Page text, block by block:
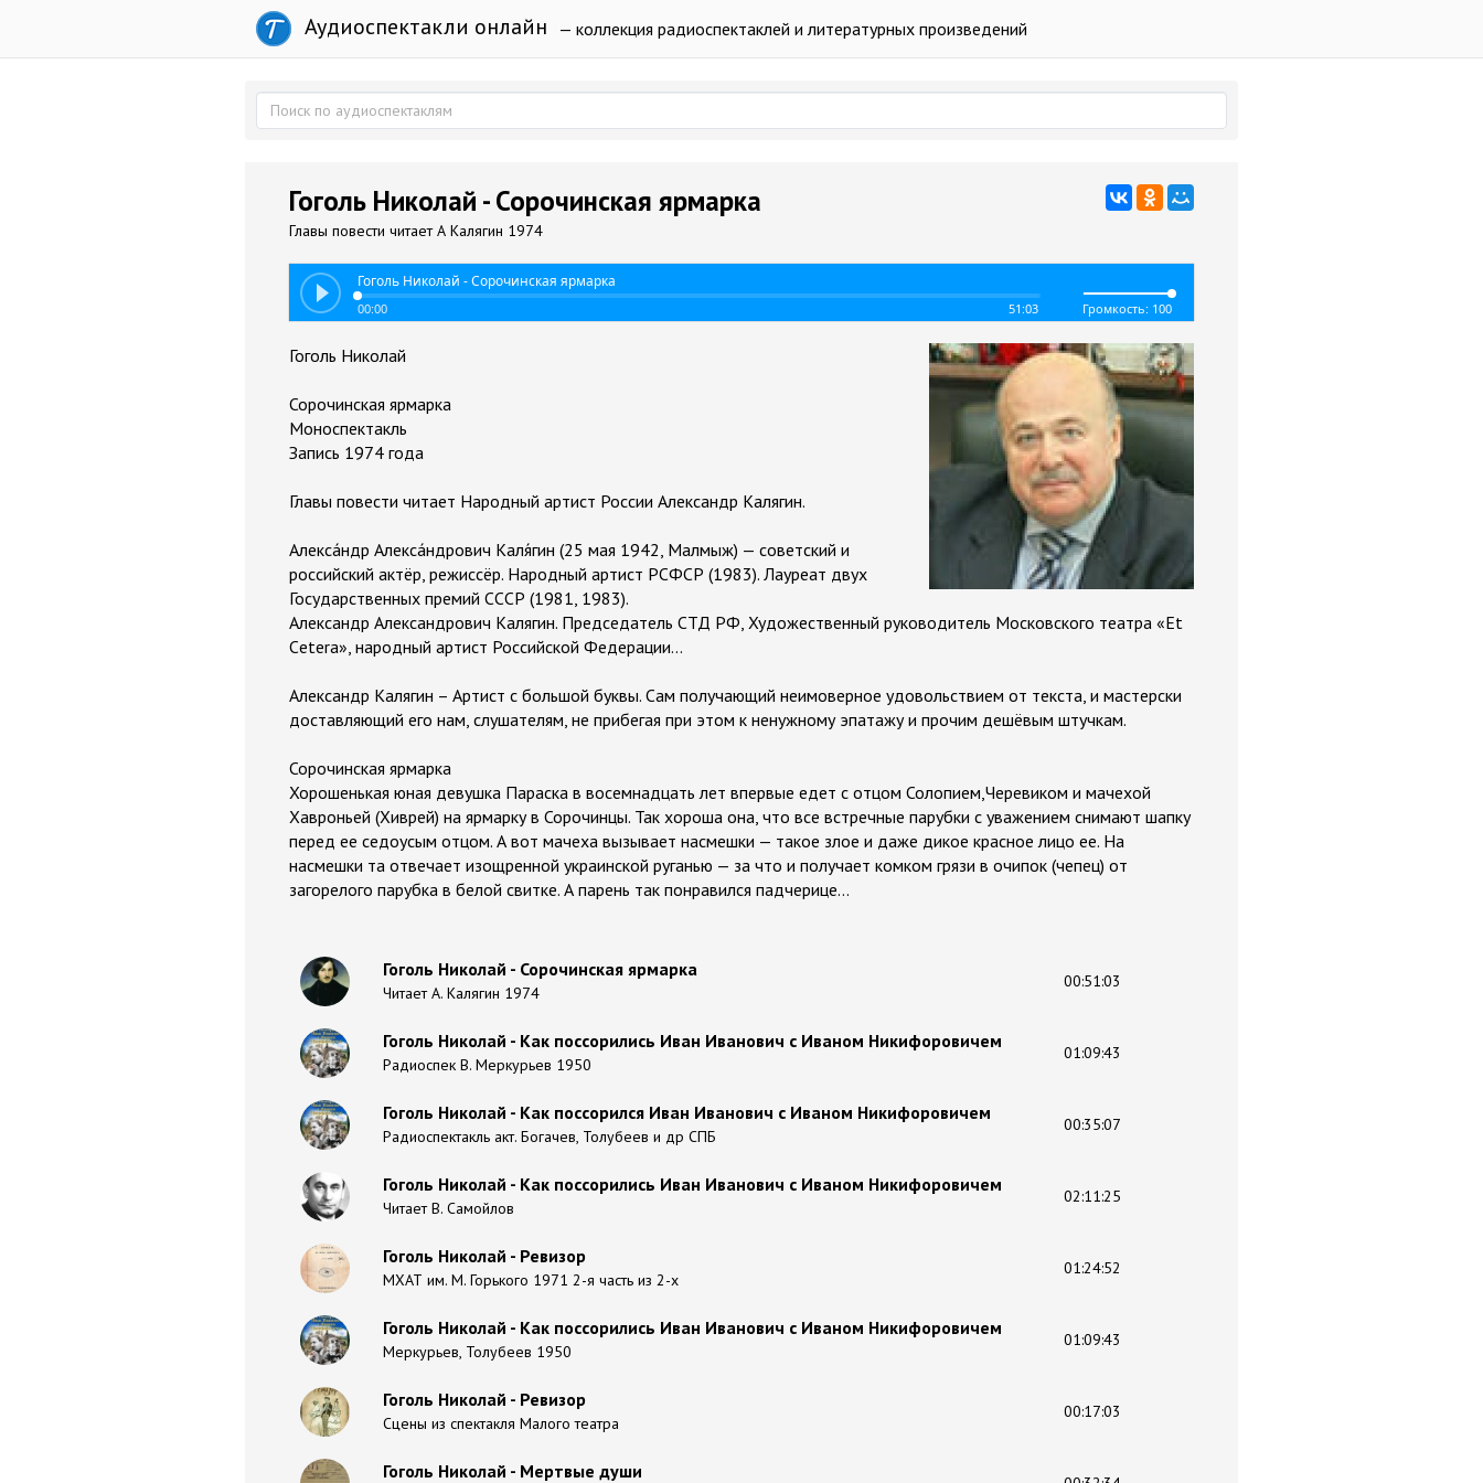
Аудиоспектакли онлайн — коллекция радиоспектаклей и литературных произведений
Гоголь Николай - Сорочинская ярмарка
Главы повести читает А Калягин 1974
Гоголь Николай - Сорочинская ярмарка
00:00 51:03 Громкость: 100
Гоголь Николай
Сорочинская ярмарка
Моноспектакль
Запись 1974 года
Главы повести читает Народный артист России Александр Калягин.
Алекса́ндр Алекса́ндрович Каля́гин (25 мая 1942, Малмыж) — советский и
российский актёр, режиссёр. Народный артист РСФСР (1983). Лауреат двух
Государственных премий СССР (1981, 1983).
Александр Александрович Калягин. Председатель СТД РФ, Художественный руководитель Московского театра «Et
Сetera», народный артист Российской Федерации...
Александр Калягин – Артист с большой буквы. Сам получающий неимоверное удовольствием от текста, и мастерски
доставляющий его нам, слушателям, не прибегая при этом к ненужному эпатажу и прочим дешёвым штучкам.
Сорочинская ярмарка
Хорошенькая юная девушка Параска в восемнадцать лет впервые едет с отцом Солопием,Черевиком и мачехой
Хавроньей (Хиврей) на ярмарку в Сорочинцы. Так хороша она, что все встречные парубки с уважением снимают шапку
перед ее седоусым отцом. А вот мачеха вызывает насмешки — такое злое и даже дикое красное лицо ее. На
насмешки та отвечает изощренной украинской руганью — за что и получает комком грязи в очипок (чепец) от
загорелого парубка в белой свитке. А парень так понравился падчерице...
Гоголь Николай - Сорочинская ярмарка
Читает А. Калягин 1974
00:51:03
Гоголь Николай - Как поссорились Иван Иванович с Иваном Никифоровичем
Радиоспек В. Меркурьев 1950
01:09:43
Гоголь Николай - Как поссорился Иван Иванович с Иваном Никифоровичем
Радиоспектакль акт. Богачев, Толубеев и др СПБ
00:35:07
Гоголь Николай - Как поссорились Иван Иванович с Иваном Никифоровичем
Читает В. Самойлов
02:11:25
Гоголь Николай - Ревизор
МХАТ им. М. Горького 1971 2-я часть из 2-х
01:24:52
Гоголь Николай - Как поссорились Иван Иванович с Иваном Никифоровичем
Меркурьев, Толубеев 1950
01:09:43
Гоголь Николай - Ревизор
Сцены из спектакля Малого театра
00:17:03
Гоголь Николай - Мертвые души